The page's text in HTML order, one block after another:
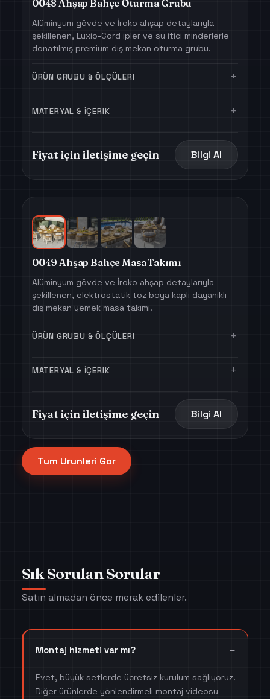
0048 Ahşap Bahçe Oturma Grubu
Alüminyum gövde ve İroko ahşap detaylarıyla
şekillenen, Luxio-Cord ipler ve su itici minderlerle
donatılmış premium dış mekan oturma grubu.
ÜRÜN GRUBU & ÖLÇÜLERI +
MATERYAL & İÇERIK +
Fiyat için iletişime geçin Bilgi Al
0049 Ahşap Bahçe Masa Takımı
Alüminyum gövde ve İroko ahşap detaylarıyla
şekillenen, elektrostatik toz boya kaplı dayanıklı
dış mekan yemek masa takımı.
ÜRÜN GRUBU & ÖLÇÜLERI +
MATERYAL & İÇERIK +
Fiyat için iletişime geçin Bilgi Al
Tum Urunleri Gor
Sık Sorulan Sorular
Satın almadan önce merak edilenler.
Montaj hizmeti var mı?
Evet, büyük setlerde ücretsiz kurulum sağlıyoruz.
Diğer ürünlerde yönlendirmeli montaj videosu